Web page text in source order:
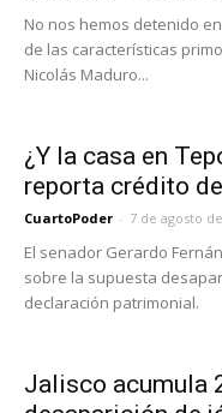
No nos hemos detenido
de las características
Nicolás Maduro...
¿Y la casa en
reporta crédito
CuartoPoder - 7 de agosto
El senador Gerardo
sobre la supuesta
declaración patrimonial.
Jalisco acumula